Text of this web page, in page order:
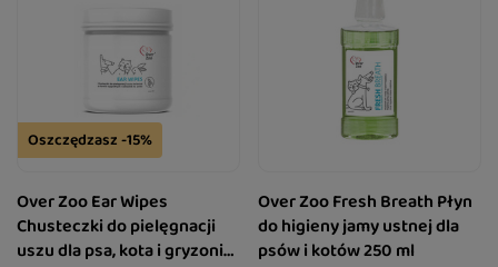
Oszczędzasz -15%
Over Zoo Ear Wipes
Chusteczki do pielęgnacji
uszu dla psa, kota i gryzoni
Over Zoo Fresh Breath Płyn
do higieny jamy ustnej dla
psów i kotów 250 ml